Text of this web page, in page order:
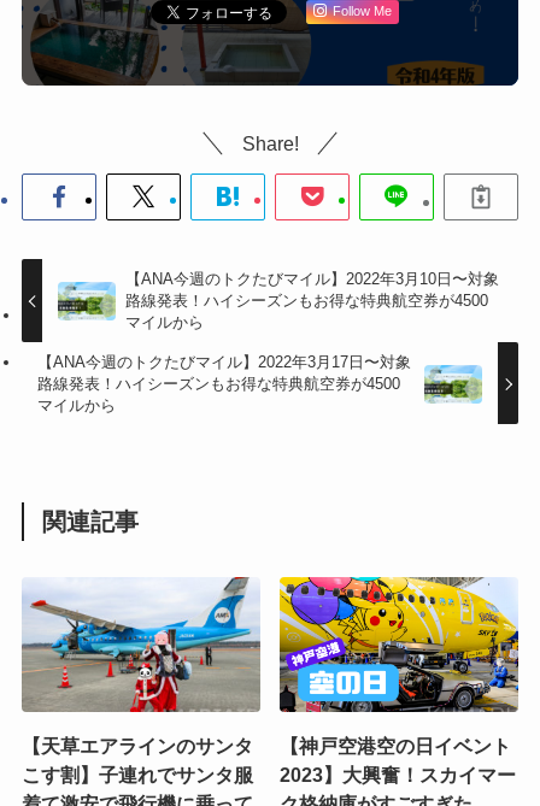
Follow Me
Share!
【ANA今週のトクたびマイル】2022年3月10日〜対象
路線発表！ハイシーズンもお得な特典航空券が4500
マイルから
【ANA今週のトクたびマイル】2022年3月17日〜対象
路線発表！ハイシーズンもお得な特典航空券が4500
マイルから
関連記事
【天草エアラインのサンタ
こす割】子連れでサンタ服
【神戸空港空の日イベント
2023】大興奮！スカイマー